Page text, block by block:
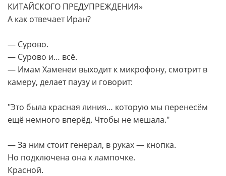
КИТАЙСКОГО ПРЕДУПРЕЖДЕНИЯ»
А как отвечает Иран?
— Сурово.
— Сурово и… всё.
— Имам Хаменеи выходит к микрофону, смотрит в
камеру, делает паузу и говорит:
"Это была красная линия… которую мы перенесём
ещё немного вперёд. Чтобы не мешала."
— За ним стоит генерал, в руках — кнопка.
Но подключена она к лампочке.
Красной.